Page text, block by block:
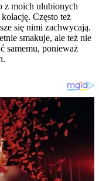
z moich ulubionych
Często też
się nimi zachwycają.
smakuje, ale też nie
samemu, ponieważ